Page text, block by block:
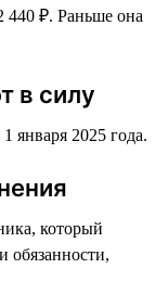
₽. Раньше она
в силу
января 2025 года.
который
обязанности,